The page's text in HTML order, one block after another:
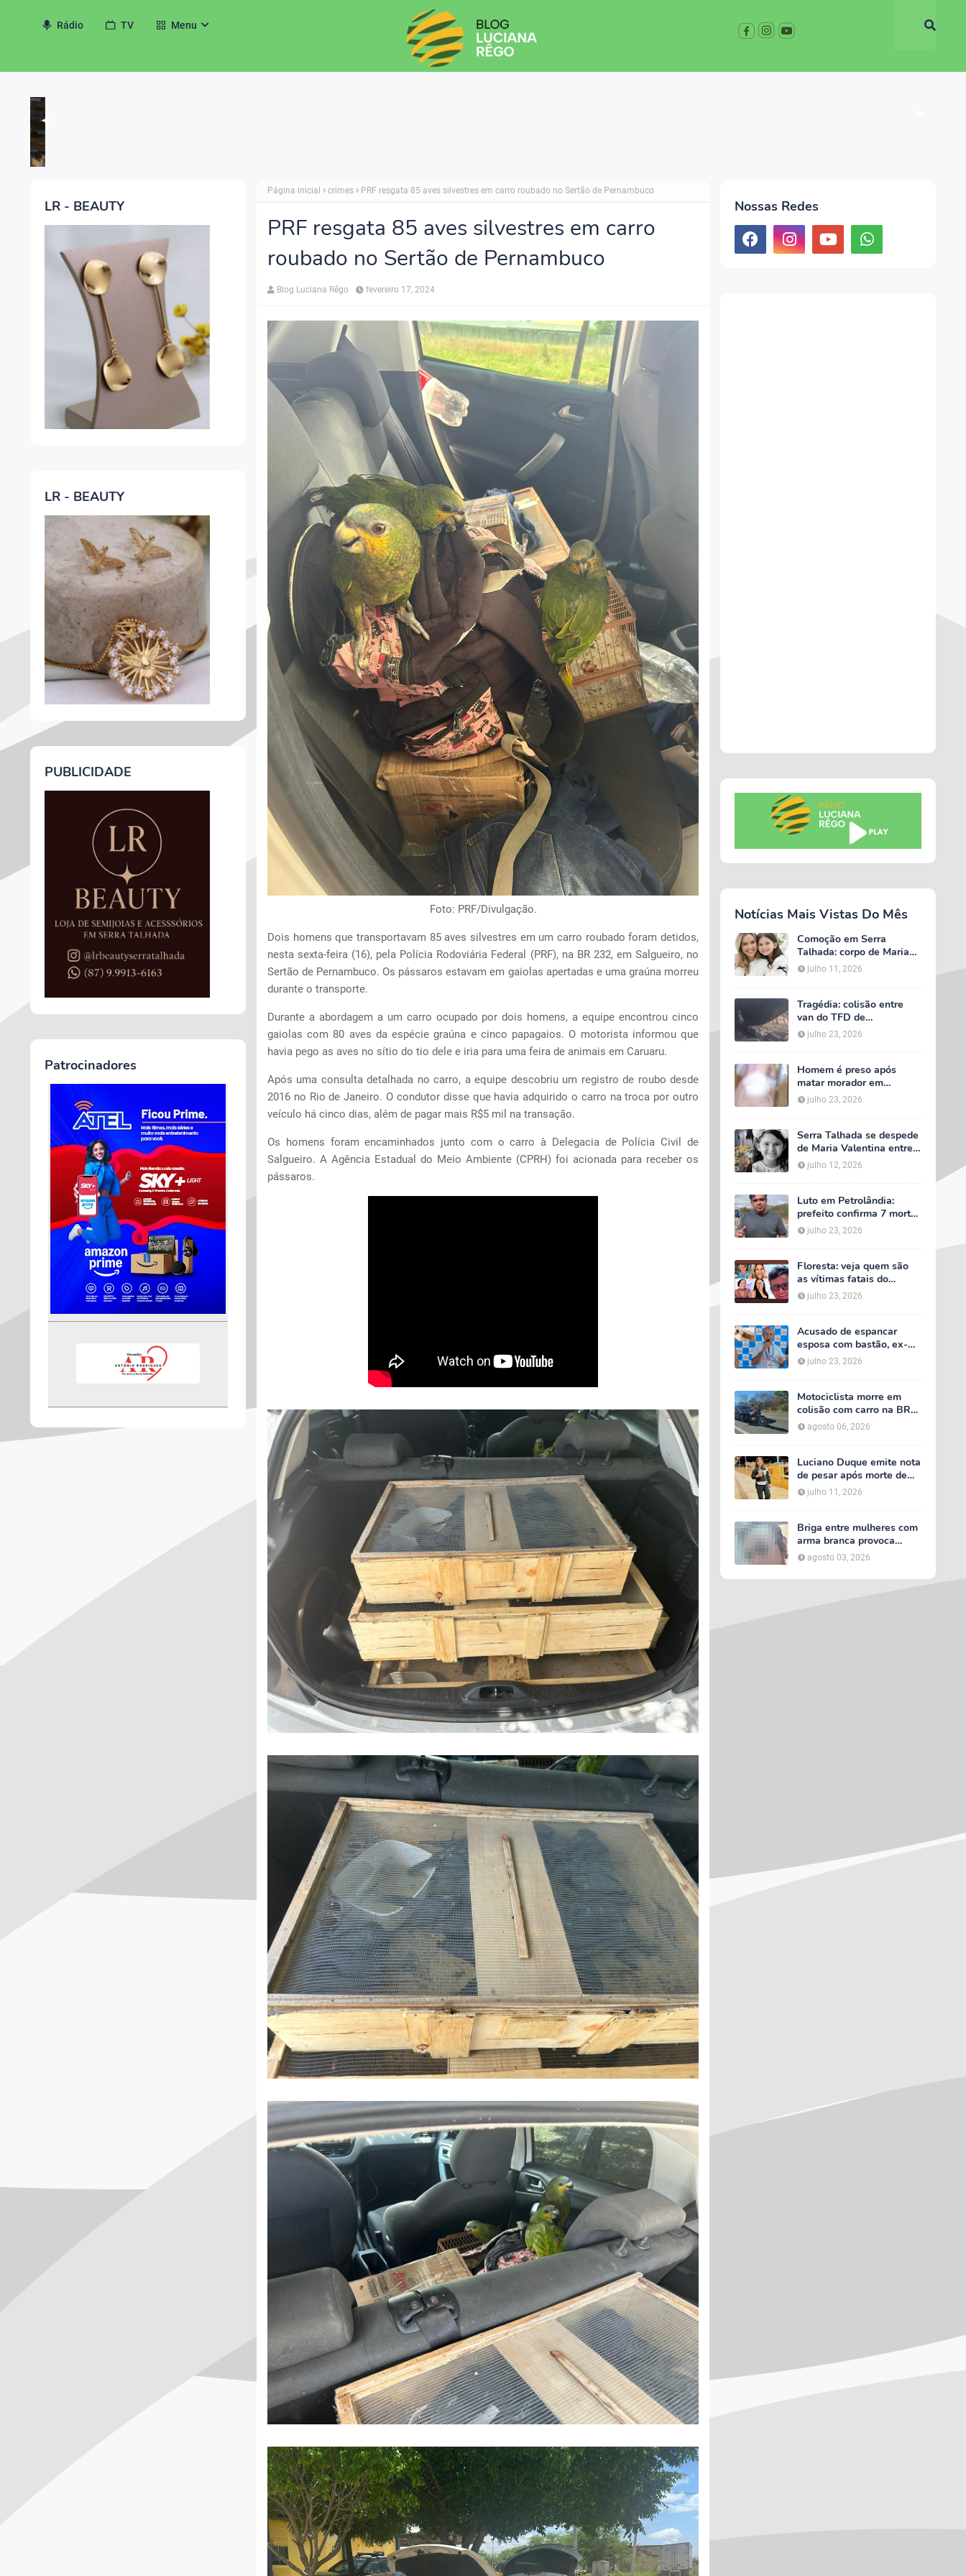
Rádio TV Menu
◀
LR - BEAUTY
LR - BEAUTY
PUBLICIDADE
Patrocinadores
Página inicial crimes PRF resgata 85 aves silvestres em carro roubado no Sertão de Pernambuco
PRF resgata 85 aves silvestres em carro
roubado no Sertão de Pernambuco
Blog Luciana Rêgo fevereiro 17, 2024
Foto: PRF/Divulgação.
Dois homens que transportavam 85 aves silvestres em um carro roubado foram detidos,
nesta sexta-feira (16), pela Polícia Rodoviária Federal (PRF), na BR 232, em Salgueiro, no
Sertão de Pernambuco. Os pássaros estavam em gaiolas apertadas e uma graúna morreu
durante o transporte.
Durante a abordagem a um carro ocupado por dois homens, a equipe encontrou cinco
gaiolas com 80 aves da espécie graúna e cinco papagaios. O motorista informou que
havia pego as aves no sítio do tio dele e iria para uma feira de animais em Caruaru.
Após uma consulta detalhada no carro, a equipe descobriu um registro de roubo desde
2016 no Rio de Janeiro. O condutor disse que havia adquirido o carro na troca por outro
veículo há cinco dias, além de pagar mais R$5 mil na transação.
Os homens foram encaminhados junto com o carro à Delegacia de Polícia Civil de
Salgueiro. A Agência Estadual do Meio Ambiente (CPRH) foi acionada para receber os
pássaros.
Nossas Redes
Notícias Mais Vistas Do Mês
Comoção em Serra
Talhada: corpo de Maria
Valentina é liberado e
velório começa às 5h
julho 11, 2026
Tragédia: colisão entre
van do TFD de
Petrolândia e caminhão
deixa sete mortos em
julho 23, 2026
Homem é preso após
matar morador em
situação de rua e espalhar
sal sobre o corpo em
julho 23, 2026
Serra Talhada se despede
de Maria Valentina entre
lágrimas, louvores e uma
multidão que caminhou ao
julho 12, 2026
Luto em Petrolândia:
prefeito confirma 7 mortes
e 4 feridos em tragédia
com van do TFD e decreta
julho 23, 2026
Floresta: veja quem são
as vítimas fatais do
acidente entre van do TFD
e caminhão na PE-360
julho 23, 2026
Acusado de espancar
esposa com bastão, ex-
secretário de Calumbi
será julgado por tentativa
julho 23, 2026
Motociclista morre em
colisão com carro na BR-
232, em Serra Talhada
agosto 06, 2026
Luciano Duque emite nota
de pesar após morte de
Maria Valentina; Márcia
Conrado decreta luto
Serra Talhada
julho 11, 2026
Briga entre mulheres com
arma branca provoca
tumulto em loja no bairro
AABB, em Serra Talhada
agosto 03, 2026